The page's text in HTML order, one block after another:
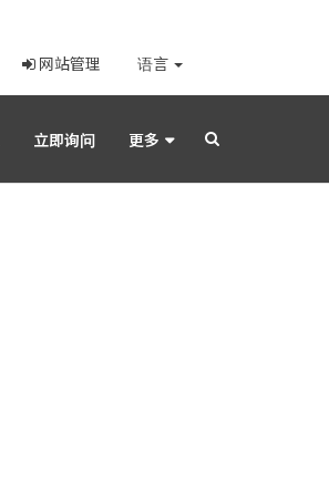
网站管理 语言
立即询问 更多